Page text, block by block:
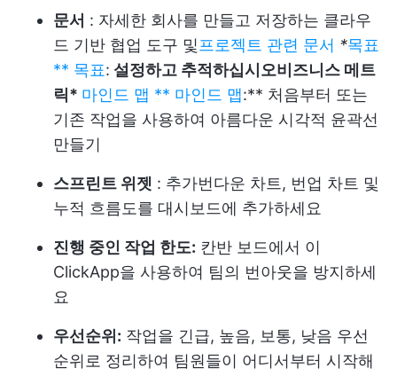
문서 : 자세한 회사를 만들고 저장하는 클라우
드 기반 협업 도구 및프로젝트 관련 문서 *목표
** 목표: 설정하고 추적하십시오비즈니스 메트
릭* 마인드 맵 ** 마인드 맵:** 처음부터 또는
기존 작업을 사용하여 아름다운 시각적 윤곽선
만들기
스프린트 위젯 : 추가번다운 차트 , 번업 차트 및
누적 흐름도를 대시보드에 추가하세요
진행 중인 작업 한도: 칸반 보드에서 이
ClickApp을 사용하여 팀의 번아웃을 방지하세
요
우선순위: 작업을 긴급, 높음, 보통, 낮음 우선
순위로 정리하여 팀원들이 어디서부터 시작해